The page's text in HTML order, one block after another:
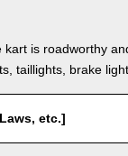
is roadworthy
taillights, brake
etc.]